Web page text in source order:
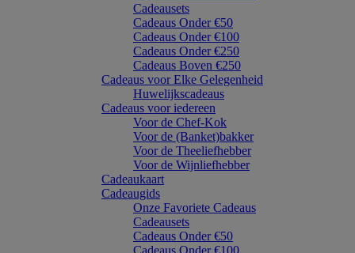
Cadeausets
Cadeaus Onder €50
Cadeaus Onder €100
Cadeaus Onder €250
Cadeaus Boven €250
Cadeaus voor Elke Gelegenheid
Huwelijkscadeaus
Cadeaus voor iedereen
Voor de Chef-Kok
Voor de (Banket)bakker
Voor de Theeliefhebber
Voor de Wijnliefhebber
Cadeaukaart
Cadeaugids
Onze Favoriete Cadeaus
Cadeausets
Cadeaus Onder €50
Cadeaus Onder €100